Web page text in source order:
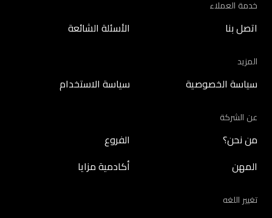
خدمة العملاء
اتصل بنا الأسئلة الشائعة
المزيد
سياسة الخصوصية سياسة الاستخدام
عن الشركة
من نحن؟ الفروع
المهن أكادمية مزايا
تغيير اللغه